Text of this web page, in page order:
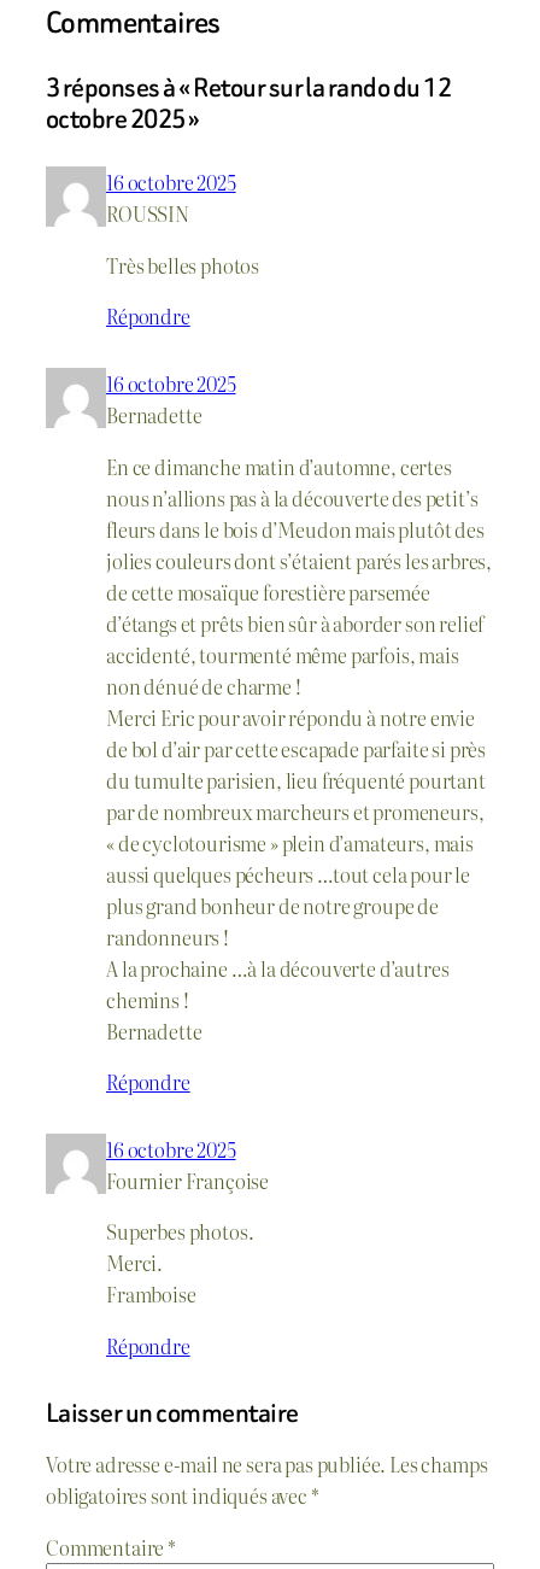
Commentaires
3 réponses à « Retour sur la rando du 12
octobre 2025 »
16 octobre 2025
ROUSSIN
Très belles photos
Répondre
16 octobre 2025
Bernadette
En ce dimanche matin d’automne, certes
nous n’allions pas à la découverte des petit’s
fleurs dans le bois d’Meudon mais plutôt des
jolies couleurs dont s’étaient parés les arbres,
de cette mosaïque forestière parsemée
d’étangs et prêts bien sûr à aborder son relief
accidenté, tourmenté même parfois, mais
non dénué de charme !
Merci Eric pour avoir répondu à notre envie
de bol d’air par cette escapade parfaite si près
du tumulte parisien, lieu fréquenté pourtant
par de nombreux marcheurs et promeneurs,
« de cyclotourisme » plein d’amateurs, mais
aussi quelques pécheurs …tout cela pour le
plus grand bonheur de notre groupe de
randonneurs !
A la prochaine …à la découverte d’autres
chemins !
Bernadette
Répondre
16 octobre 2025
Fournier Françoise
Superbes photos.
Merci.
Framboise
Répondre
Laisser un commentaire
Votre adresse e-mail ne sera pas publiée. Les champs
obligatoires sont indiqués avec *
Commentaire *